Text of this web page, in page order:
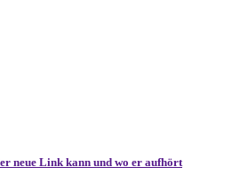
neue Link kann und wo er aufhört